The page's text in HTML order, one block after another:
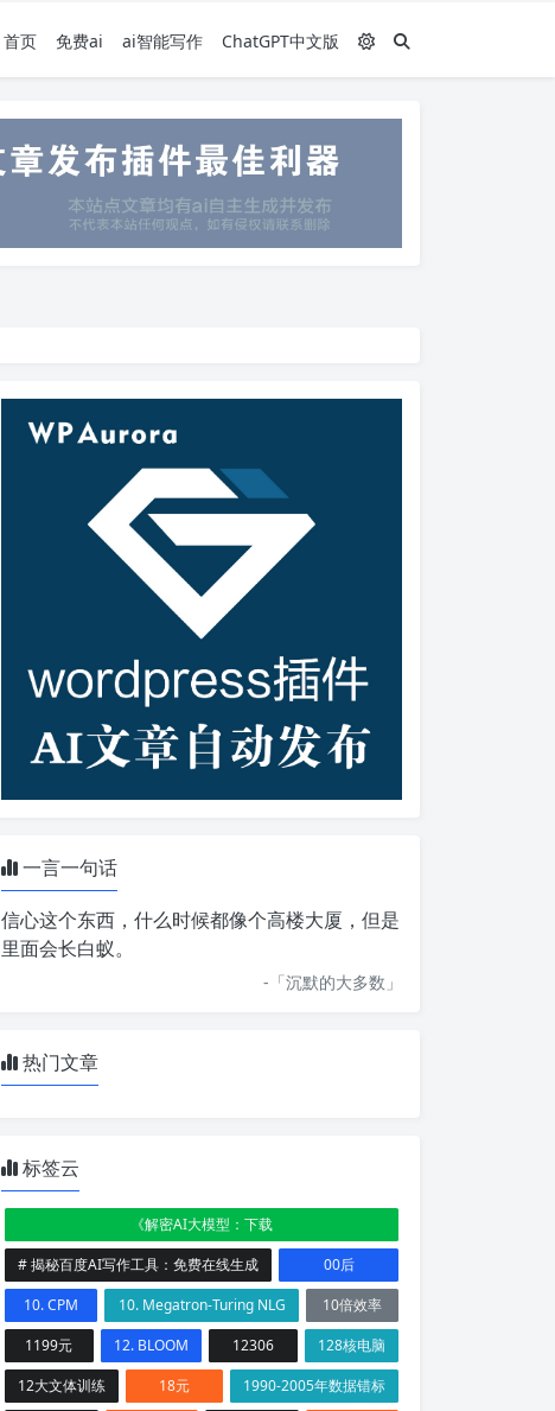
首页 免费ai ai智能写作 ChatGPT中文版
一言一句话
信心这个东西，什么时候都像个高楼大厦，但是
里面会长白蚁。
-「沉默的大多数 」
热门文章
标签云
《解密AI大模型：下载
# 揭秘百度AI写作工具：免费在线生成
00后
10. CPM
10. Megatron-Turing NLG
10倍效率
1199元
12. BLOOM 12306
128核电脑
12大文体训练
18元
1990-2005年数据错标